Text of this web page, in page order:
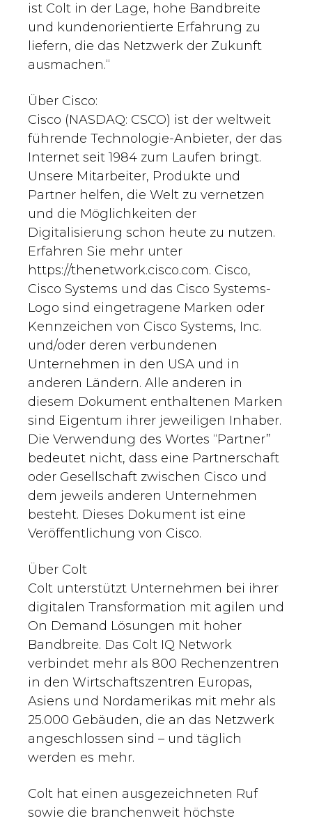
ist Colt in der Lage, hohe Bandbreite
und kundenorientierte Erfahrung zu
liefern, die das Netzwerk der Zukunft
ausmachen.“
Über Cisco:
Cisco (NASDAQ: CSCO) ist der weltweit
führende Technologie-Anbieter, der das
Internet seit 1984 zum Laufen bringt.
Unsere Mitarbeiter, Produkte und
Partner helfen, die Welt zu vernetzen
und die Möglichkeiten der
Digitalisierung schon heute zu nutzen.
Erfahren Sie mehr unter
https://thenetwork.cisco.com. Cisco,
Cisco Systems und das Cisco Systems-
Logo sind eingetragene Marken oder
Kennzeichen von Cisco Systems, Inc.
und/oder deren verbundenen
Unternehmen in den USA und in
anderen Ländern. Alle anderen in
diesem Dokument enthaltenen Marken
sind Eigentum ihrer jeweiligen Inhaber.
Die Verwendung des Wortes “Partner”
bedeutet nicht, dass eine Partnerschaft
oder Gesellschaft zwischen Cisco und
dem jeweils anderen Unternehmen
besteht. Dieses Dokument ist eine
Veröffentlichung von Cisco.
Über Colt
Colt unterstützt Unternehmen bei ihrer
digitalen Transformation mit agilen und
On Demand Lösungen mit hoher
Bandbreite. Das Colt IQ Network
verbindet mehr als 800 Rechenzentren
in den Wirtschaftszentren Europas,
Asiens und Nordamerikas mit mehr als
25.000 Gebäuden, die an das Netzwerk
angeschlossen sind – und täglich
werden es mehr.
Colt hat einen ausgezeichneten Ruf
sowie die branchenweit höchste